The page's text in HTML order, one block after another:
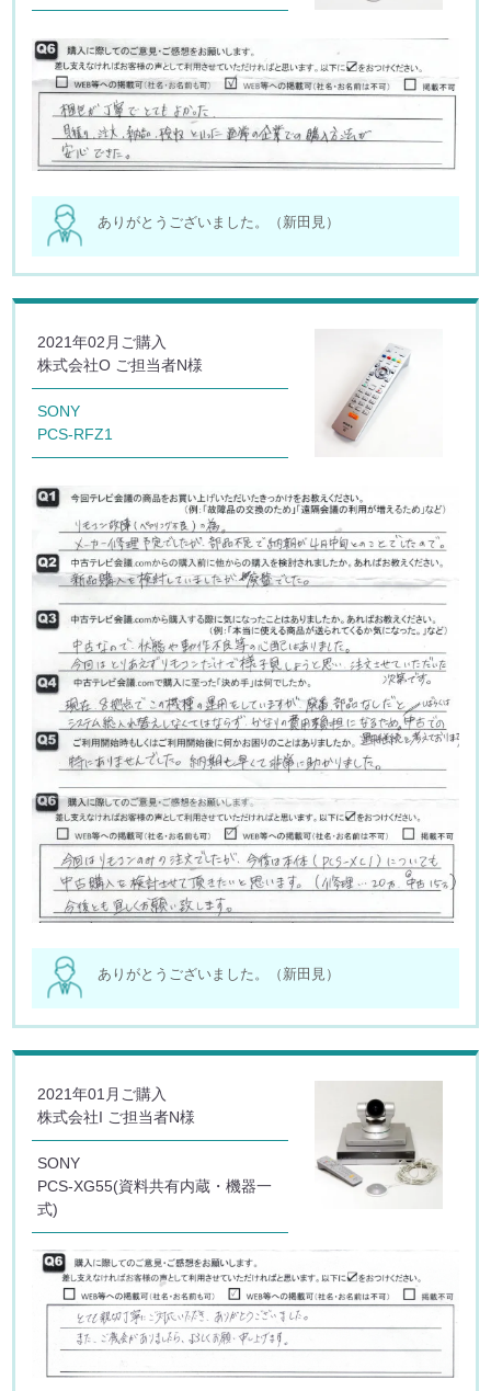
ありがとうございました。（新田見）
2021年02月ご購入
株式会社O ご担当者N様
SONY
PCS-RFZ1
ありがとうございました。（新田見）
2021年01月ご購入
株式会社I ご担当者N様
SONY
PCS-XG55(資料共有内蔵・機器一
式)